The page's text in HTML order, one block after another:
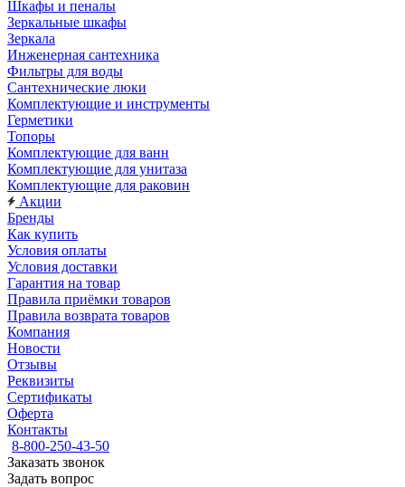
Шкафы и пеналы
Зеркальные шкафы
Зеркала
Инженерная сантехника
Фильтры для воды
Сантехнические люки
Комплектующие и инструменты
Герметики
Топоры
Комплектующие для ванн
Комплектующие для унитаза
Комплектующие для раковин
Акции
Бренды
Как купить
Условия оплаты
Условия доставки
Гарантия на товар
Правила приёмки товаров
Правила возврата товаров
Компания
Новости
Отзывы
Реквизиты
Сертификаты
Оферта
Контакты
8-800-250-43-50
Заказать звонок
Задать вопрос